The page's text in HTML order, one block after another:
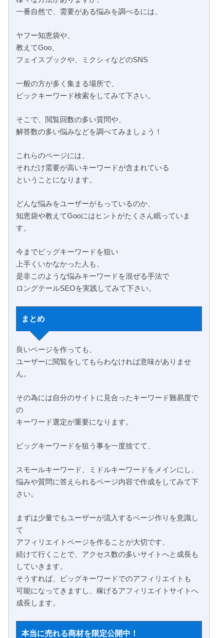
一番自然で、需要がある悩みを調べるには、
ヤフー知恵袋や、
教えてGoo、
フェイスブックや、ミクシィなどのSNS
一般の方が多く集まる場所で、
ビックキーワード検索をしてみて下さい。
そこで、閲覧回数の多い質問や、
解答数の多い悩みなどを調べてみましょう！
これらのページには、
それだけ需要が高いキーワードが含まれている
ということになります。
どんな悩みをユーザーがもっているのか、
知恵袋や教えてGooにはヒントがたくさん眠っていま
す。
今までビッグキーワードを狙い
上手くいかなかった人も、
是非このような悩みキーワードを混ぜる手法で
ロングテールSEOを実践してみて下さい。
まとめ
良いページを作っても、
ユーザーに閲覧をしてもらわなければ意味がありませ
ん。
その為には自分のサイトに見合ったキーワード難易度で
の
キーワード選定が重要になります。
ビッグキーワードを狙う事を一度捨てて、
スモールキーワード、ミドルキーワードをメインにし、
悩みや質問に答えられるページ内容で作成をしてみて下
さい。
まずは少量でもユーザーが流入するページ作りを意識し
て
アフィリエイトページを作ることが大切です、
続けて行くことで、アクセス数の多いサイトへと成長も
していきます。
そうすれば、ビッグキーワードでのアフィリエイトも
可能になってきますし、稼げるアフィリエイトサイトへ
成長します。
本当に売れる商材を限定公開中！